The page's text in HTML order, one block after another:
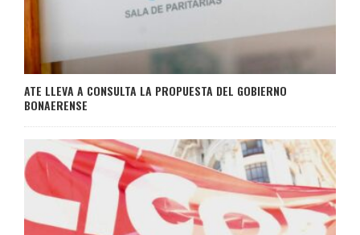
ATE LLEVA A CONSULTA LA PROPUESTA DEL GOBIERNO
BONAERENSE